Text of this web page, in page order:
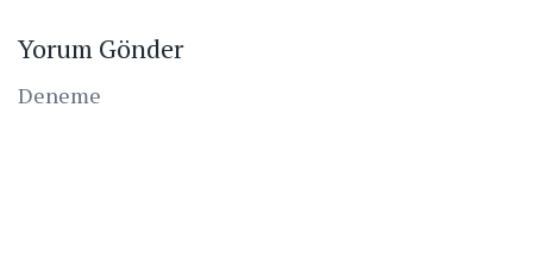
Yorum Gönder
Deneme